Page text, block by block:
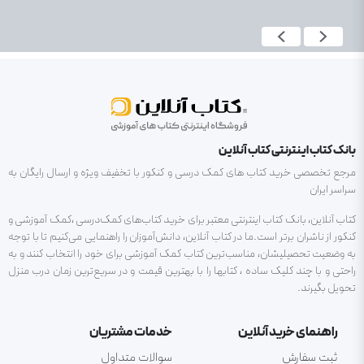
بانک کتاب اینترنتی کتاب آنلاین
مرجع تخصصی خرید کتاب های کمک درسی و کنکور با تخفیف ویژه و ارسال رایگان به
سراسر ایران
کتاب آنلاین، بانک کتاب اینترنتی معتبر برای خرید کتاب‌های کمک‌درسی ،کمک آموزشی و
کنکور از ناشران برتر است.ما در کتاب آنلاین، دانش‌آموزان را راهنمایی می‌کنیم تا با توجه
به وضعیت تحصیلیشان، مناسب‌ترین کتاب کمک آموزشی برای خود را انتخاب کنند و به
راحتی و با چند کلیک ساده ، کتابها را با بهترین قیمت و در سریع‌ترین زمان درب منزل
تحویل بگیرند.
راهنمای خرید آنلاین
ثبت سفارش
خدمات مشتریان
سوالات متداول